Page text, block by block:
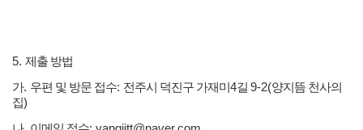
5. 제출 방법
가. 우편 및 방문 접수: 전주시 덕진구 가재미 4길 9-2(양지뜸 천사의
집)